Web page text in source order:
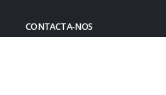
CONTACTA-NOS